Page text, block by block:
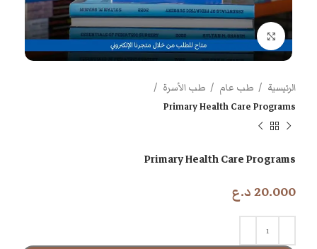
اضغط للتكبير
الرئيسية طب عام
طب الأسرة
Primary Health Care Programs
Primary Health Care Programs
20.000د.ع